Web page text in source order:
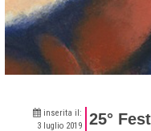
inserita il:
3 luglio 2019
25°